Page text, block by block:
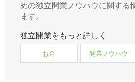
めの独立開業ノウハウに関する
ます。
独立開業をもっと詳しく
お金 開業ノウハウ